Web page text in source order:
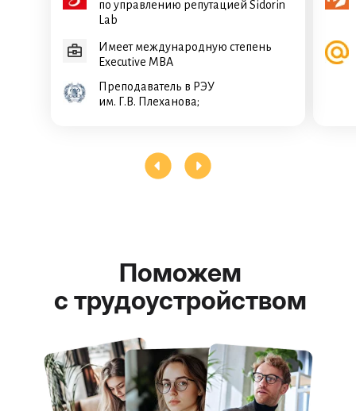
по управлению репутацией Sidorin
Lab
Преподаватель в РЭУ
им. Г.В. Плеханова;
Имеет международную степень
Executive MBA
Поможем
с трудоустройством